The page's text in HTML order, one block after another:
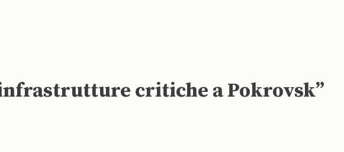
critiche a Pokrovsk”